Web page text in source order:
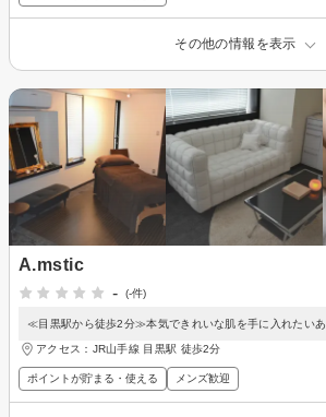
その他の情報を表示
A.mstic
-
(-件)
≪目黒駅から徒歩2分≫本気できれいな肌を手に入れたいあ
アクセス：JR山手線 目黒駅 徒歩2分
ポイントが貯まる・使える メンズ歓迎